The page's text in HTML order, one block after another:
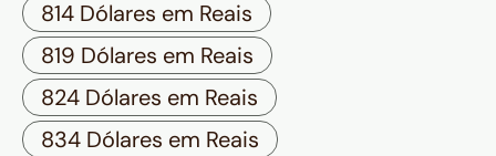
814 Dólares em Reais
819 Dólares em Reais
824 Dólares em Reais
834 Dólares em Reais